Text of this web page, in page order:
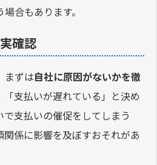
合もあります。
確認
まずは自社に原因がないかを徹
「支払いが遅れている」と決め
支払いの催促をしてしまう
関係に影響を及ぼすおそれがあ